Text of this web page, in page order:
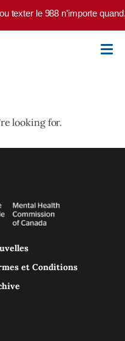
le 988 n’importe
looking for.
et Conditions